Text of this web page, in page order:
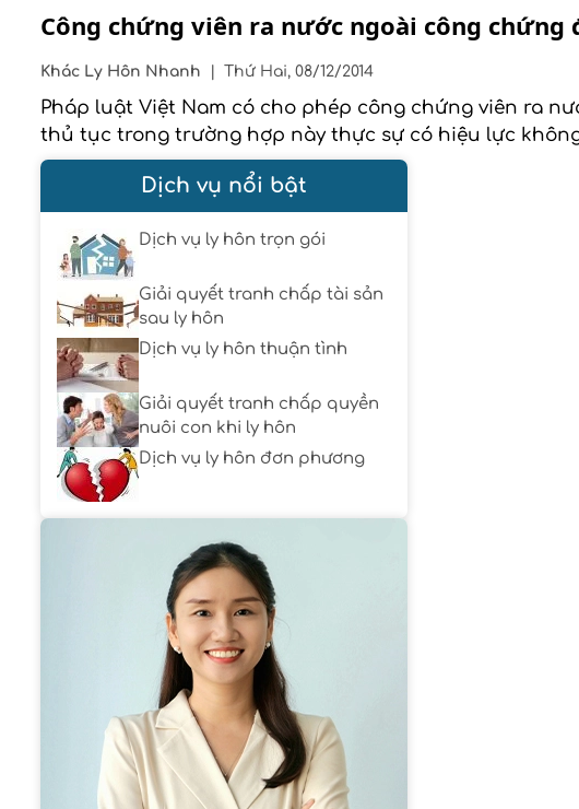
Công chứng viên ra nước ngoài công chứng
Khác Ly Hôn Nhanh Thứ Hai, 08/12/2014
Pháp luật Việt Nam có cho phép công chứng viên ra
thủ tục trong trường hợp này thực sự có hiệu lực
Dịch vụ nổi bật
Dịch vụ ly hôn trọn gói
Giải quyết tranh chấp tài sản
sau ly hôn
Dịch vụ ly hôn thuận tình
Giải quyết tranh chấp quyền
nuôi con khi ly hôn
Dịch vụ ly hôn đơn phương